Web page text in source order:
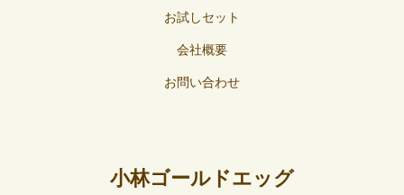
お試しセット
会社概要
お問い合わせ
小林ゴールドエッグ